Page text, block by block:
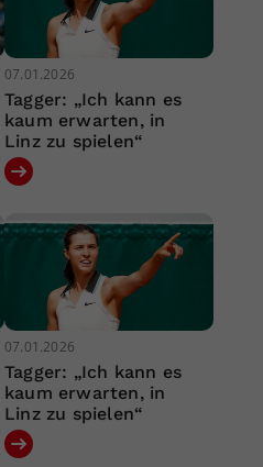
07.01.2026
Tagger: „Ich kann es
kaum erwarten, in
Linz zu spielen“
07.01.2026
Tagger: „Ich kann es
kaum erwarten, in
Linz zu spielen“